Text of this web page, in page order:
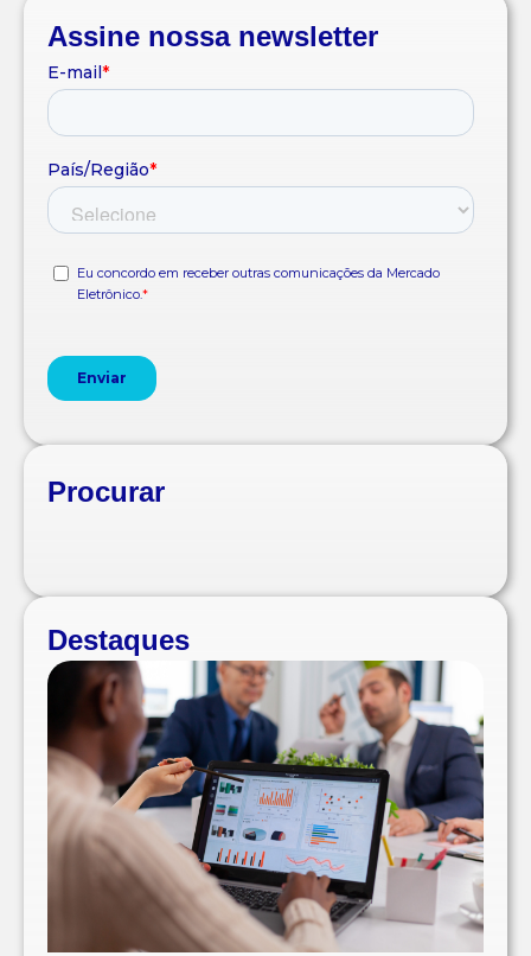
Assine nossa newsletter
Procurar
Destaques